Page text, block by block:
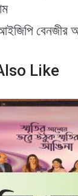
বেনজীর
Like